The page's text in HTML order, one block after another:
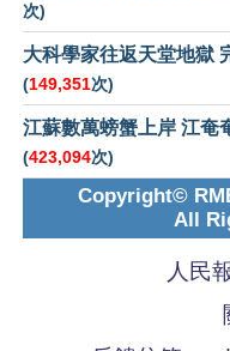
次)
大科學家往返天堂地獄
(149,351次)
江蘇數萬螃蟹上岸 江奄
(423,094次)
Copyright©
All
人民